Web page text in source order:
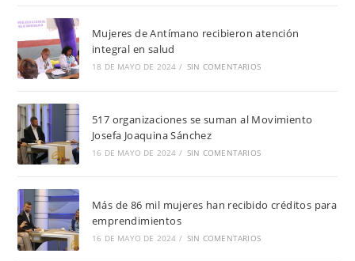
Mujeres de Antímano recibieron atención
integral en salud
18 DE MAYO DE 2024 / SIN COMENTARIOS
517 organizaciones se suman al Movimiento
Josefa Joaquina Sánchez
16 DE MAYO DE 2024 / SIN COMENTARIOS
Más de 86 mil mujeres han recibido créditos para
emprendimientos
16 DE MAYO DE 2024 / SIN COMENTARIOS